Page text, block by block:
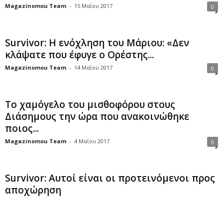
Magazinomou Team - 15 Μαΐου 2017 0
Survivor: Η ενόχληση του Μάριου: «Δεν
κλάψατε που έφυγε ο Ορέστης...
Magazinomou Team - 14 Μαΐου 2017 0
Το χαμόγελο του μισθοφόρου στους
Διάσημους την ώρα που ανακοινώθηκε
ποιος...
Magazinomou Team - 4 Μαΐου 2017 0
Survivor: Αυτοί είναι οι προτεινόμενοι προς
αποχώρηση